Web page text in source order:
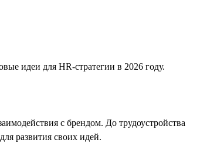
идеи для HR-стратегии в 2026 году.
с брендом. До трудоустройства
развития своих идей.